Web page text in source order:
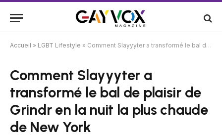
Accueil » LGBT Lifestyle » Comment Slayyyter a transformé le bal de plaisir de Grindr en la nuit la plus chaude de New York
Comment Slayyyter a
transformé le bal de plaisir de
Grindr en la nuit la plus chaude
de New York